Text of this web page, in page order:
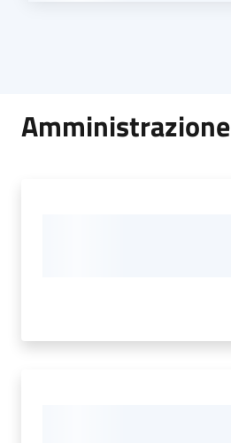
Amministrazione